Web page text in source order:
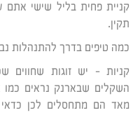
קניית פחית בליל שישי אתם
תקין.
כמה טיפים בדרך להתנהלות
השקלים שבארנק נראים כמו
מאד הם מתחסלים לכן